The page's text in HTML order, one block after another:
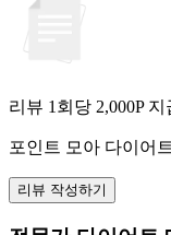
리뷰 1회당 2,000P 지
포인트 모아 다이어
리뷰 작성하기